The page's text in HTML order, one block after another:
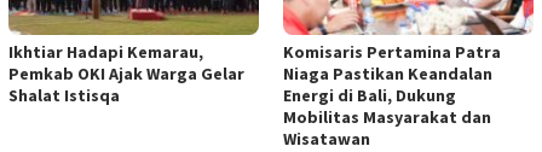
Ikhtiar Hadapi Kemarau,
Pemkab OKI Ajak Warga Gelar
Shalat Istisqa
Komisaris Pertamina Patra
Niaga Pastikan Keandalan
Energi di Bali, Dukung
Mobilitas Masyarakat dan
Wisatawan